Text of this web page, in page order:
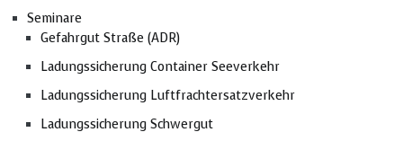
Seminare
Gefahrgut Straße (ADR)
Ladungssicherung Container Seeverkehr
Ladungssicherung Luftfrachtersatzverkehr
Ladungssicherung Schwergut